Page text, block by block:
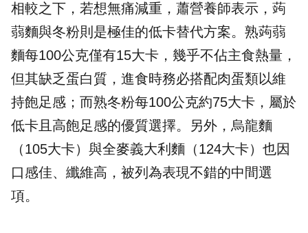
相較之下，若想無痛減重，蕭營養師表示，蒟
蒻麵與冬粉則是極佳的低卡替代方案。熟蒟蒻
麵每100公克僅有15大卡，幾乎不佔主食熱量，
但其缺乏蛋白質，進食時務必搭配肉蛋類以維
持飽足感；而熟冬粉每100公克約75大卡，屬於
低卡且高飽足感的優質選擇。另外，烏龍麵
（105大卡）與全麥義大利麵（124大卡）也因
口感佳、纖維高，被列為表現不錯的中間選
項。